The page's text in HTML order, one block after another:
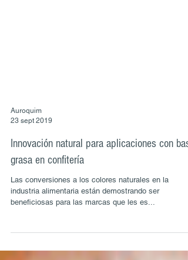
Auroquim
23 sept 2019
grasa en confitería
Las conversiones a los colores naturales en la
beneficiosas para las marcas que les es...